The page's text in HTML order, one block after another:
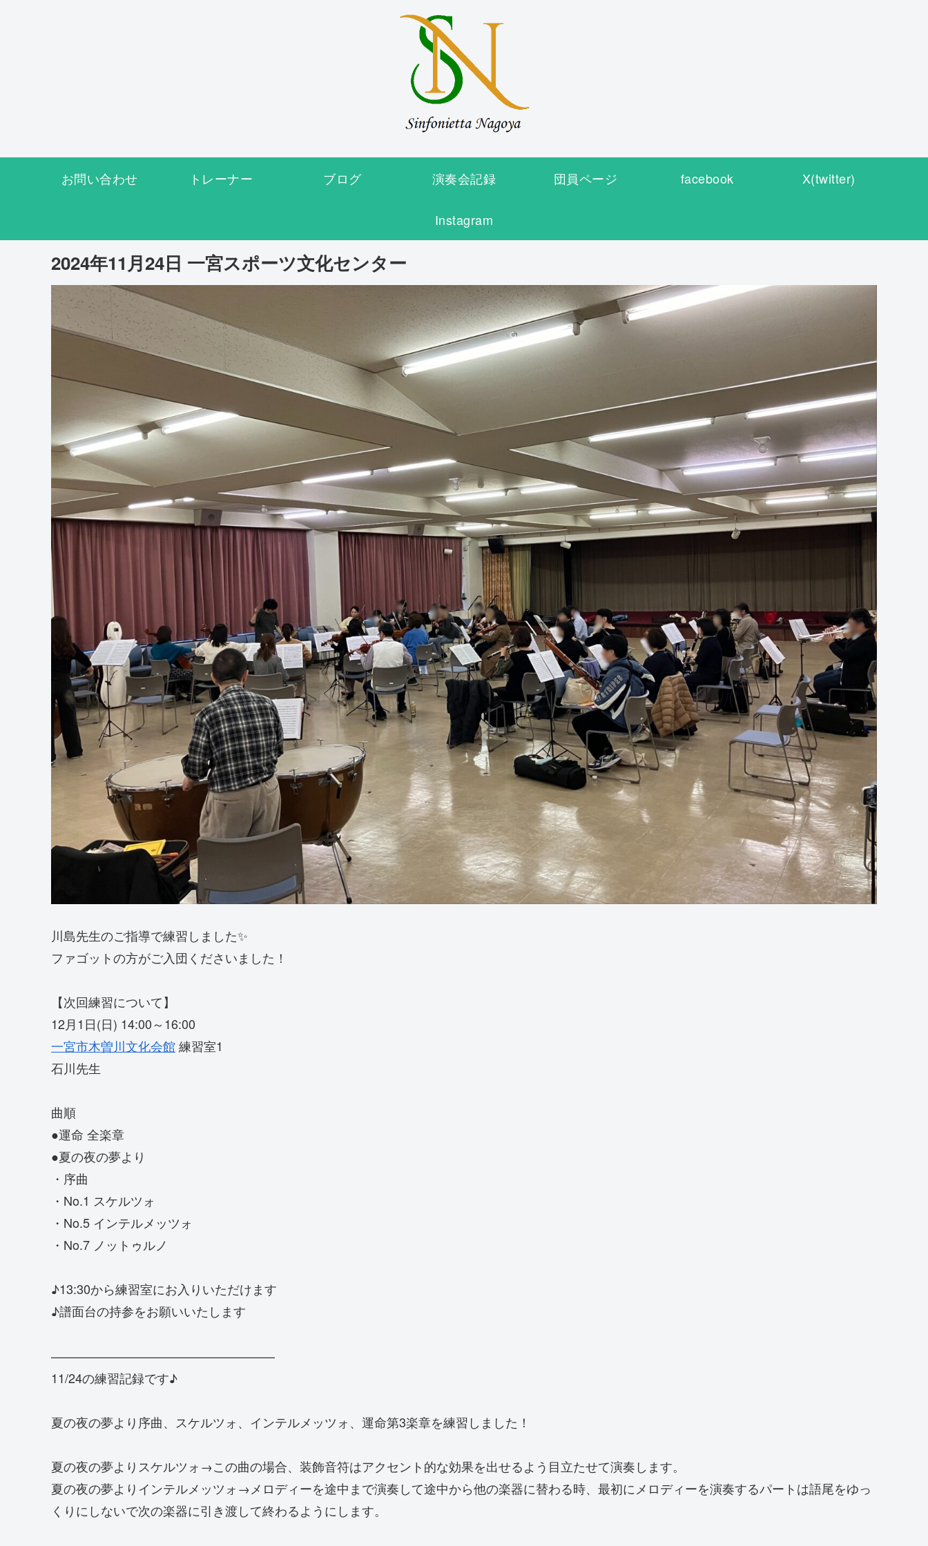
お問い合わせ トレーナー ブログ 演奏会記録 団員ページ facebook X(twitter)
Instagram
2024年11月24日 一宮スポーツ文化センター
川島先生のご指導で練習しました✨
ファゴットの方がご入団くださいました！
【次回練習について】
12月1日(日) 14:00～16:00
一宮市木曽川文化会館練習室1
石川先生
曲順
●運命 全楽章
●夏の夜の夢より
・序曲
・No.1 スケルツォ
・No.5 インテルメッツォ
・No.7 ノットゥルノ
♪13:30から練習室にお入りいただけます
♪譜面台の持参をお願いいたします
——————————————————
11/24の練習記録です♪
夏の夜の夢より序曲、スケルツォ、インテルメッツォ、運命第3楽章を練習しました！
夏の夜の夢よりスケルツォ→この曲の場合、装飾音符はアクセント的な効果を出せるよう目立たせて演奏します。
夏の夜の夢よりインテルメッツォ→メロディーを途中まで演奏して途中から他の楽器に替わる時、最初にメロディーを演奏するパートは語尾をゆっ
くりにしないで次の楽器に引き渡して終わるようにします。